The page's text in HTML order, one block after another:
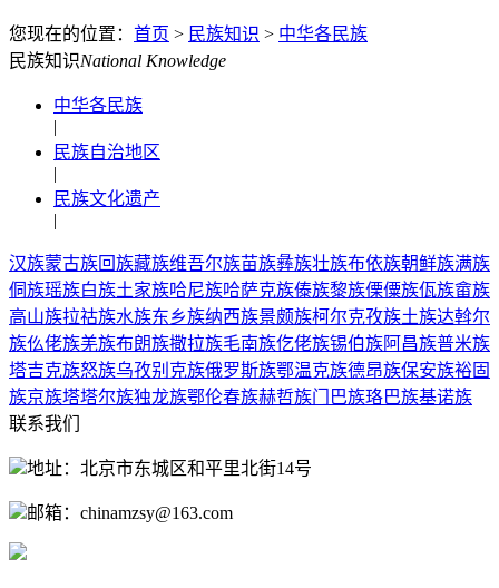
您现在的位置： 首页 > 民族知识 > 中华各民族
民族知识National Knowledge
中华各民族
|
民族自治地区
|
民族文化遗产
|
汉族蒙古族回族藏族维吾尔族苗族彝族壮族布依族朝鲜族满族
侗族瑶族白族土家族哈尼族哈萨克族傣族黎族傈僳族佤族畲族
高山族拉祜族水族东乡族纳西族景颇族柯尔克孜族土族达斡尔
族仫佬族羌族布朗族撒拉族毛南族仡佬族锡伯族阿昌族普米族
塔吉克族怒族乌孜别克族俄罗斯族鄂温克族德昂族保安族裕固
族京族塔塔尔族独龙族鄂伦春族赫哲族门巴族珞巴族基诺族
联系我们
地址：北京市东城区和平里北街14号
邮箱：chinamzsy@163.com